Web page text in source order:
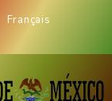
Français